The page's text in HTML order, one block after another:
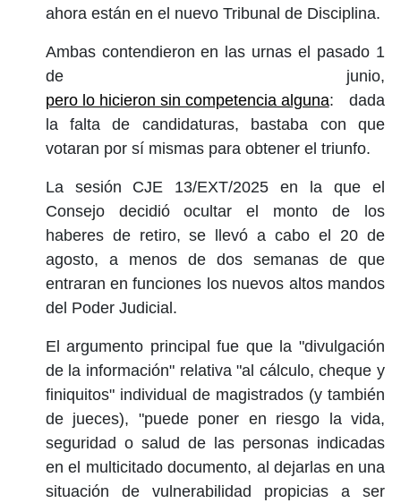
ahora están en el nuevo Tribunal de Disciplina.
Ambas contendieron en las urnas el pasado 1
de junio,
pero lo hicieron sin competencia alguna: dada
la falta de candidaturas, bastaba con que
votaran por sí mismas para obtener el triunfo.
La sesión CJE 13/EXT/2025 en la que el
Consejo decidió ocultar el monto de los
haberes de retiro, se llevó a cabo el 20 de
agosto, a menos de dos semanas de que
entraran en funciones los nuevos altos mandos
del Poder Judicial.
El argumento principal fue que la "divulgación
de la información" relativa "al cálculo, cheque y
finiquitos" individual de magistrados (y también
de jueces), "puede poner en riesgo la vida,
seguridad o salud de las personas indicadas
en el multicitado documento, al dejarlas en una
situación de vulnerabilidad propicias a ser